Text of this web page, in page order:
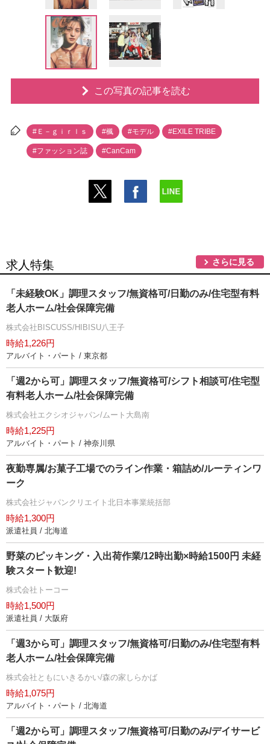
この写真の記事を読む
#Ｅ－ｇｉｒｌｓ #楓 #モデル #EXILE TRIBE
#ファッション誌 #CanCam
求人特集 さらに見る
「未経験OK」調理スタッフ/無資格可/日勤のみ/住宅型有料
老人ホーム/社会保障完備
株式会社BISCUSS/HIBISU八王子
時給1,226円
アルバイト・パート / 東京都
「週2から可」調理スタッフ/無資格可/シフト相談可/住宅型
有料老人ホーム/社会保障完備
株式会社エクシオジャパン/ムート大島南
時給1,225円
アルバイト・パート / 神奈川県
夜勤専属/お菓子工場でのライン作業・箱詰め/ルーティンワ
ーク
株式会社ジャパンクリエイト北日本事業統括部
時給1,300円
派遣社員 / 北海道
野菜のピッキング・入出荷作業/12時出勤×時給1500円 未経
験スタート歓迎!
株式会社トーコー
時給1,500円
派遣社員 / 大阪府
「週3から可」調理スタッフ/無資格可/日勤のみ/住宅型有料
老人ホーム/社会保障完備
株式会社ともにいきるかい/森の家しらかば
時給1,075円
アルバイト・パート / 北海道
「週2から可」調理スタッフ/無資格可/日勤のみ/デイサービ